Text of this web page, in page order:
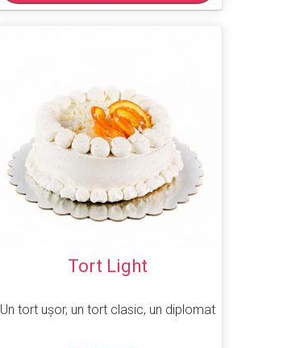
Tort Light
Un tort ușor, un tort clasic, un diplomat